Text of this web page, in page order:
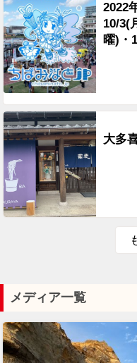
2022
10/3(
曜)・
大多
メディア一覧